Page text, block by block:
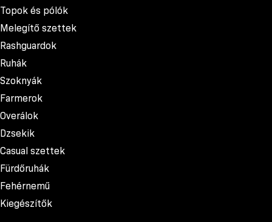
Topok és pólók
Melegítő szettek
Rashguardok
Ruhák
Szoknyák
Farmerok
Overálok
Dzsekik
Casual szettek
Fürdőruhák
Fehérnemű
Kiegészítők